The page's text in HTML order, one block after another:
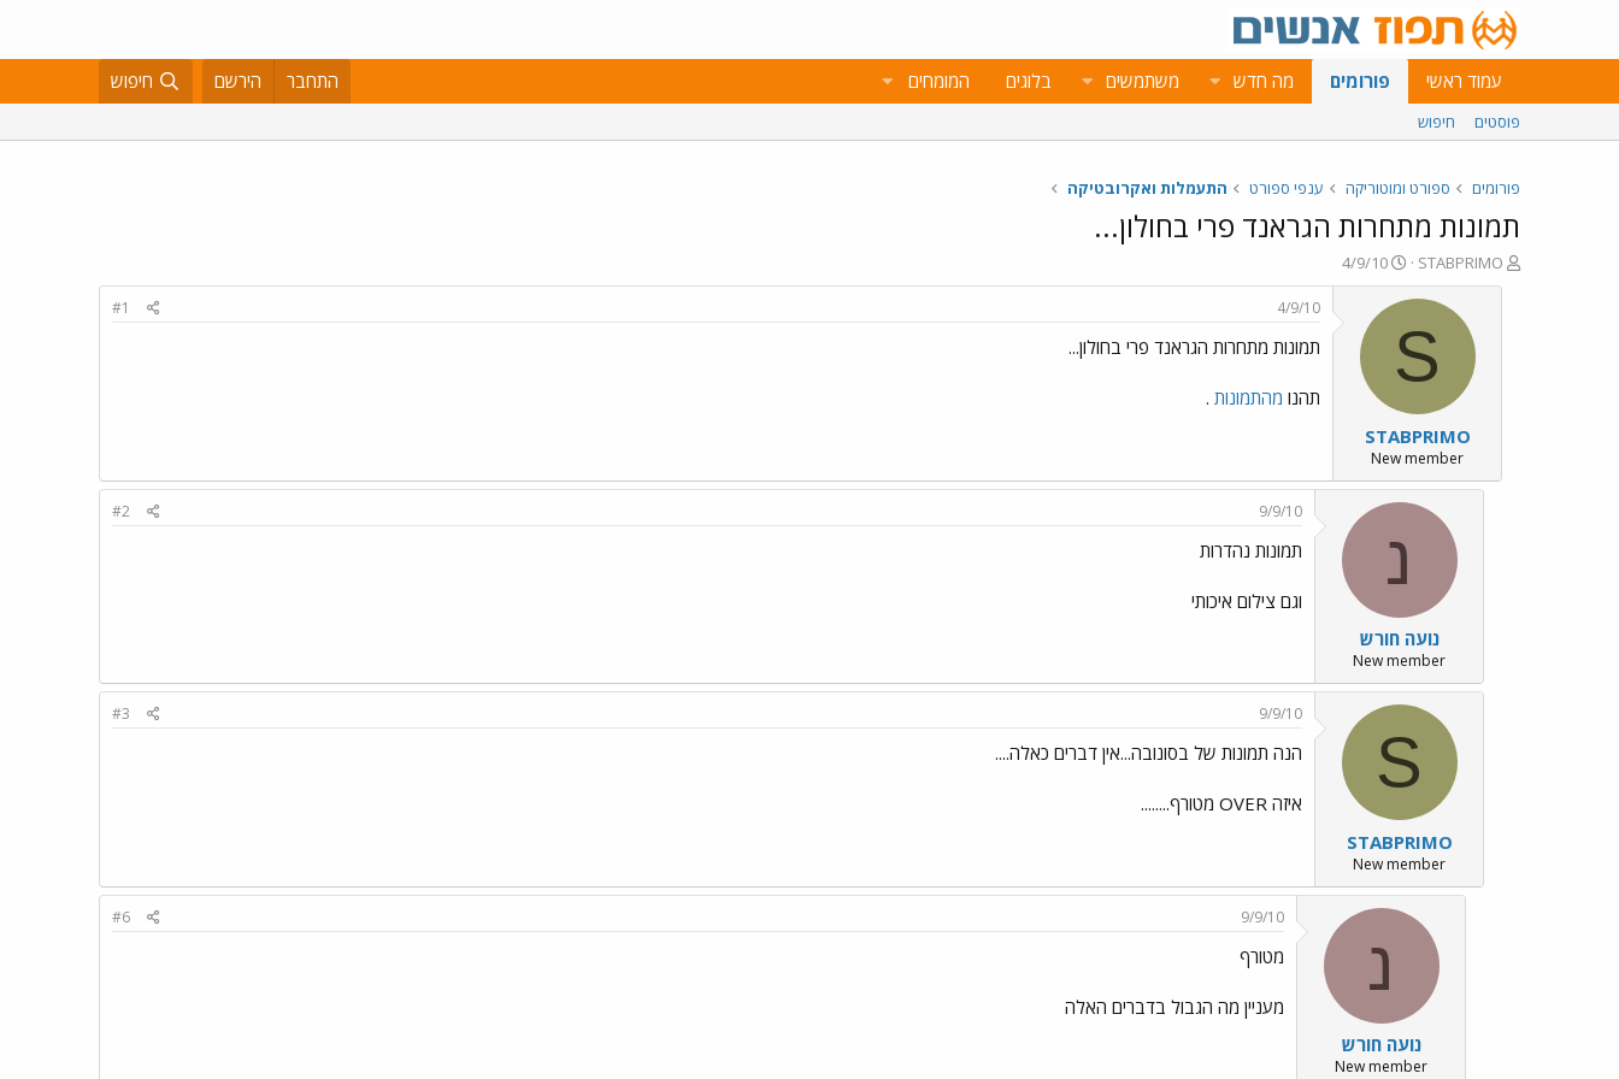
עמוד ראשי פורומים מה חדש משתמשים בלוגים המומחים התחבר הירשם חיפוש
פוסטים חיפוש
פורומים ספורט ומוטוריקה ענפי ספורט התעמלות ואקרובטיקה
תמונות מתחרות הגראנד פרי בחולון...
פ
ו
STABPRIMO
פ
ו
ר
א
ר
י
ך
4/9/10
S
STABPRIMO
New member
4/9/10
#1
תמונות מתחרות הגראנד פרי בחולון...
תהנו מהתמונות .
נ
נועה חורש
New member
9/9/10
#2
תמונות נהדרות
וגם צילום איכותי
S
STABPRIMO
New member
9/9/10
#3
הנה תמונות של בסונובה...אין דברים כאלה....
איזה OVER מטורף........
נ
נועה חורש
New member
9/9/10
#6
מטורף
מעניין מה הגבול בדברים האלה